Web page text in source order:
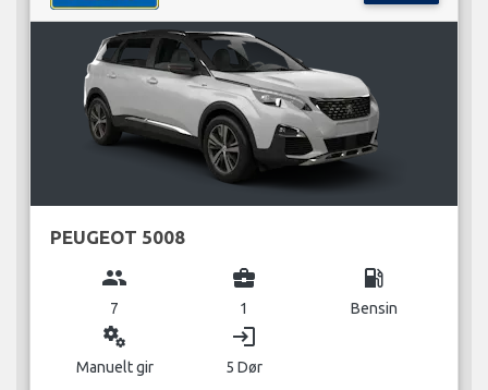
PEUGEOT 5008
group
7
business_center
1
local_gas_station
Bensin
miscellaneous_services
Manuelt gir
login
5 Dør